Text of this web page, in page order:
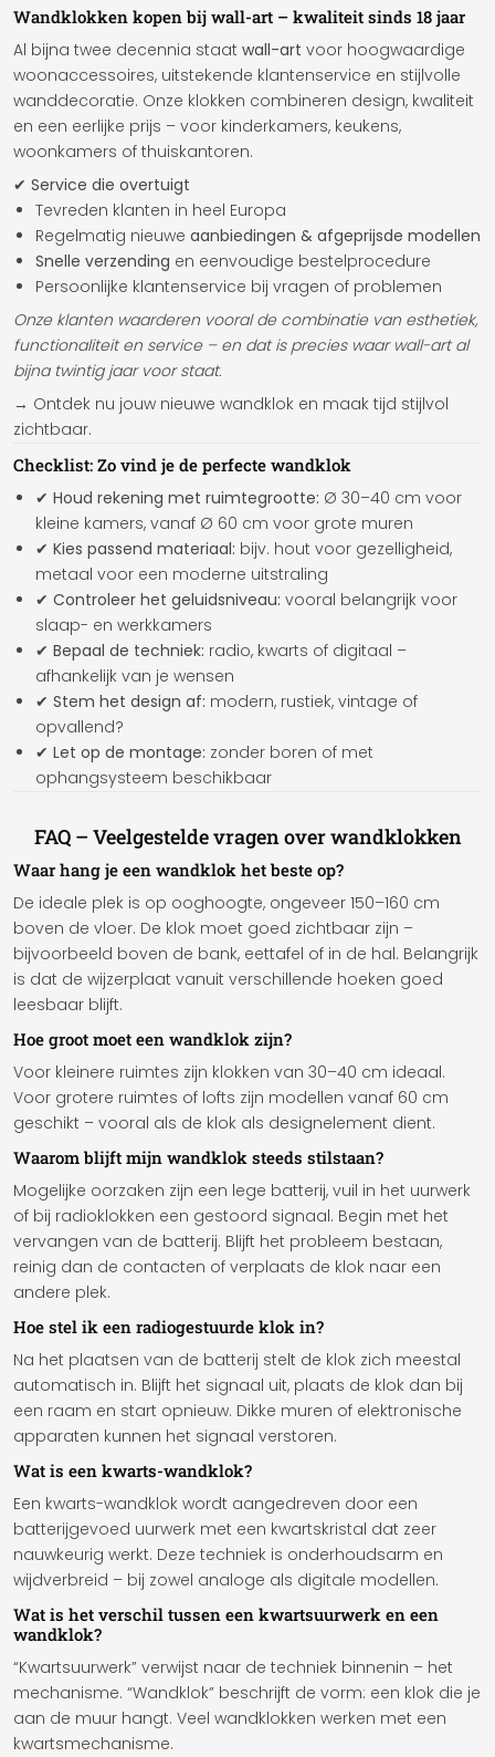
Wandklokken kopen bij wall-art – kwaliteit sinds 18 jaar
Al bijna twee decennia staat wall-art voor hoogwaardige
woonaccessoires, uitstekende klantenservice en stijlvolle
wanddecoratie. Onze klokken combineren design, kwaliteit
en een eerlijke prijs – voor kinderkamers, keukens,
woonkamers of thuiskantoren.
✔ Service die overtuigt
Tevreden klanten in heel Europa
Regelmatig nieuwe aanbiedingen & afgeprijsde modellen
Snelle verzending en eenvoudige bestelprocedure
Persoonlijke klantenservice bij vragen of problemen
Onze klanten waarderen vooral de combinatie van esthetiek,
functionaliteit en service – en dat is precies waar wall-art al
bijna twintig jaar voor staat.
→ Ontdek nu jouw nieuwe wandklok en maak tijd stijlvol
zichtbaar.
Checklist: Zo vind je de perfecte wandklok
✔ Houd rekening met ruimtegrootte: Ø 30–40 cm voor
kleine kamers, vanaf Ø 60 cm voor grote muren
✔ Kies passend materiaal: bijv. hout voor gezelligheid,
metaal voor een moderne uitstraling
✔ Controleer het geluidsniveau: vooral belangrijk voor
slaap- en werkkamers
✔ Bepaal de techniek: radio, kwarts of digitaal –
afhankelijk van je wensen
✔ Stem het design af: modern, rustiek, vintage of
opvallend?
✔ Let op de montage: zonder boren of met
ophangsysteem beschikbaar
FAQ – Veelgestelde vragen over wandklokken
Waar hang je een wandklok het beste op?
De ideale plek is op ooghoogte, ongeveer 150–160 cm
boven de vloer. De klok moet goed zichtbaar zijn –
bijvoorbeeld boven de bank, eettafel of in de hal. Belangrijk
is dat de wijzerplaat vanuit verschillende hoeken goed
leesbaar blijft.
Hoe groot moet een wandklok zijn?
Voor kleinere ruimtes zijn klokken van 30–40 cm ideaal.
Voor grotere ruimtes of lofts zijn modellen vanaf 60 cm
geschikt – vooral als de klok als designelement dient.
Waarom blijft mijn wandklok steeds stilstaan?
Mogelijke oorzaken zijn een lege batterij, vuil in het uurwerk
of bij radioklokken een gestoord signaal. Begin met het
vervangen van de batterij. Blijft het probleem bestaan,
reinig dan de contacten of verplaats de klok naar een
andere plek.
Hoe stel ik een radiogestuurde klok in?
Na het plaatsen van de batterij stelt de klok zich meestal
automatisch in. Blijft het signaal uit, plaats de klok dan bij
een raam en start opnieuw. Dikke muren of elektronische
apparaten kunnen het signaal verstoren.
Wat is een kwarts-wandklok?
Een kwarts-wandklok wordt aangedreven door een
batterijgevoed uurwerk met een kwartskristal dat zeer
nauwkeurig werkt. Deze techniek is onderhoudsarm en
wijdverbreid – bij zowel analoge als digitale modellen.
Wat is het verschil tussen een kwartsuurwerk en een
wandklok?
“Kwartsuurwerk” verwijst naar de techniek binnenin – het
mechanisme. “Wandklok” beschrijft de vorm: een klok die je
aan de muur hangt. Veel wandklokken werken met een
kwartsmechanisme.